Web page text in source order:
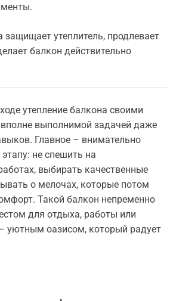
защищает утеплитель, продлевает
балкон действительно
утепление балкона своими
выполнимой задачей даже
Главное – внимательно
не спешить на
выбирать качественные
о мелочах, которые потом
Такой балкон непременно
для отдыха, работы или
уютным оазисом, который радует